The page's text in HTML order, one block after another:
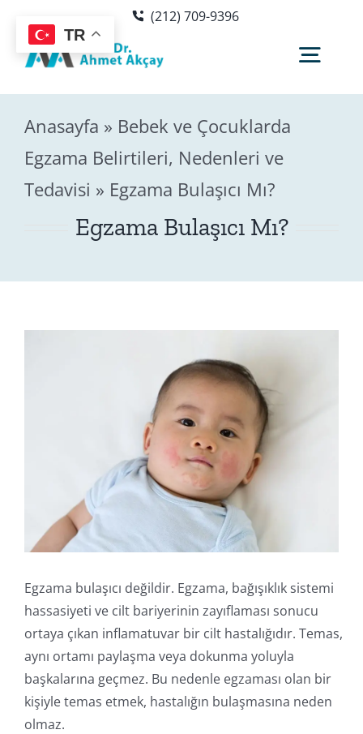
content
(212) 709-9396
Hakkımda
Sağlık Rehberi
İletişim
Online İşlemler
Anasayfa » Bebek ve Çocuklarda
Egzama Belirtileri, Nedenleri ve
Tedavisi » Egzama Bulaşıcı Mı?
Egzama Bulaşıcı Mı?
Egzama bulaşıcı değildir. Egzama, bağışıklık sistemi
hassasiyeti ve cilt bariyerinin zayıflaması sonucu
ortaya çıkan inflamatuvar bir cilt hastalığıdır. Temas,
aynı ortamı paylaşma veya dokunma yoluyla
başkalarına geçmez. Bu nedenle egzaması olan bir
kişiyle temas etmek, hastalığın bulaşmasına neden
olmaz.
TR